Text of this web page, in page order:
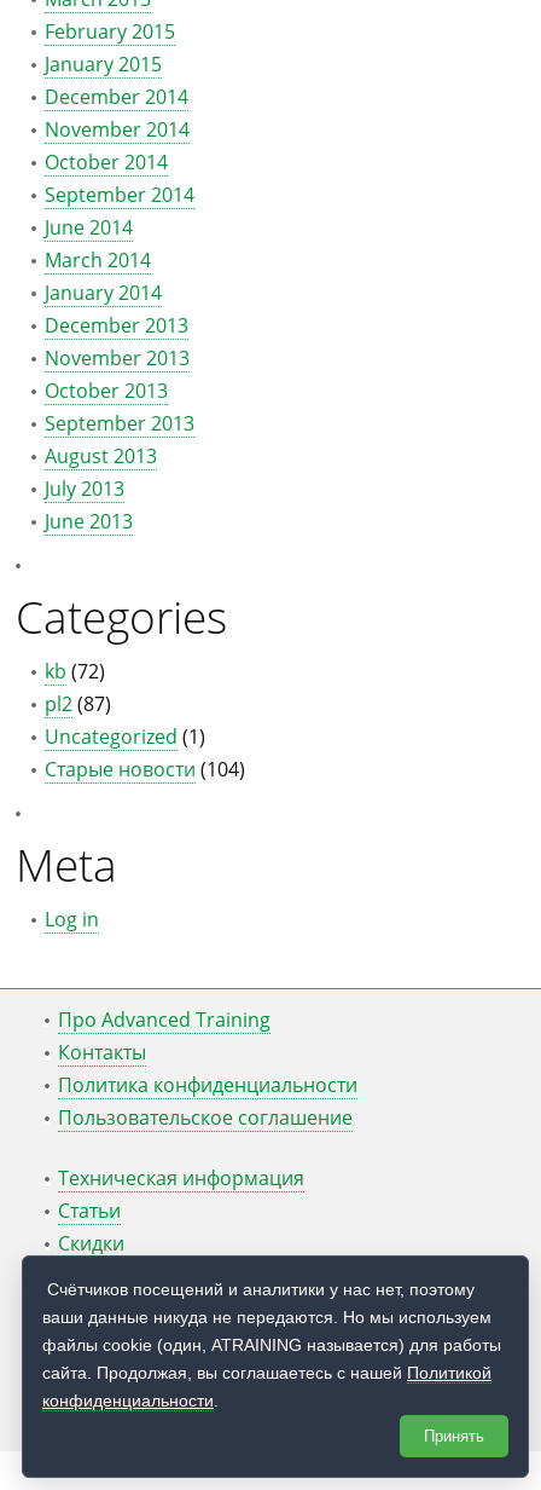
February 2015
January 2015
December 2014
November 2014
October 2014
September 2014
June 2014
March 2014
January 2014
December 2013
November 2013
October 2013
September 2013
August 2013
July 2013
June 2013
Categories
kb (72)
pl2(87)
Uncategorized (1)
Старые новости (104)
Meta
Log in
Про Advanced Training
Контакты
Политика конфиденциальности
Пользовательское соглашение
Техническая информация
Статьи
Скидки
Блог Руслана Карманова
© 2009 — 2026 Учебный центр Advanced Training
Счётчиков посещений и аналитики у нас нет, поэтому
ваши данные никуда не передаются. Но мы используем
файлы cookie (один, ATRAINING называется) для работы
сайта. Продолжая, вы соглашаетесь с нашей Политикой
конфиденциальности
Принять